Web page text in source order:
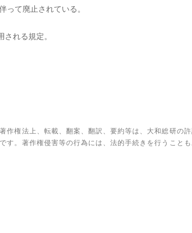
って廃止されている。
れる規定。
権法上、転載、翻案、翻訳、要約等は、大和総研の
す。著作権侵害等の行為には、法的手続きを行うこと